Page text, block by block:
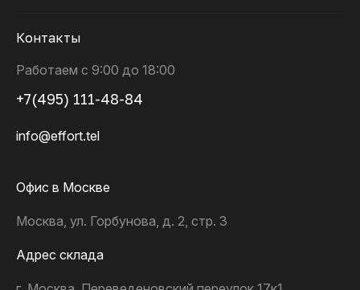
Контакты
Работаем с 9:00 до 18:00
+7(495) 111-48-84
info@effort.tel
Офис в Москве
Москва, ул. Горбунова, д. 2, стр. 3
Адрес склада